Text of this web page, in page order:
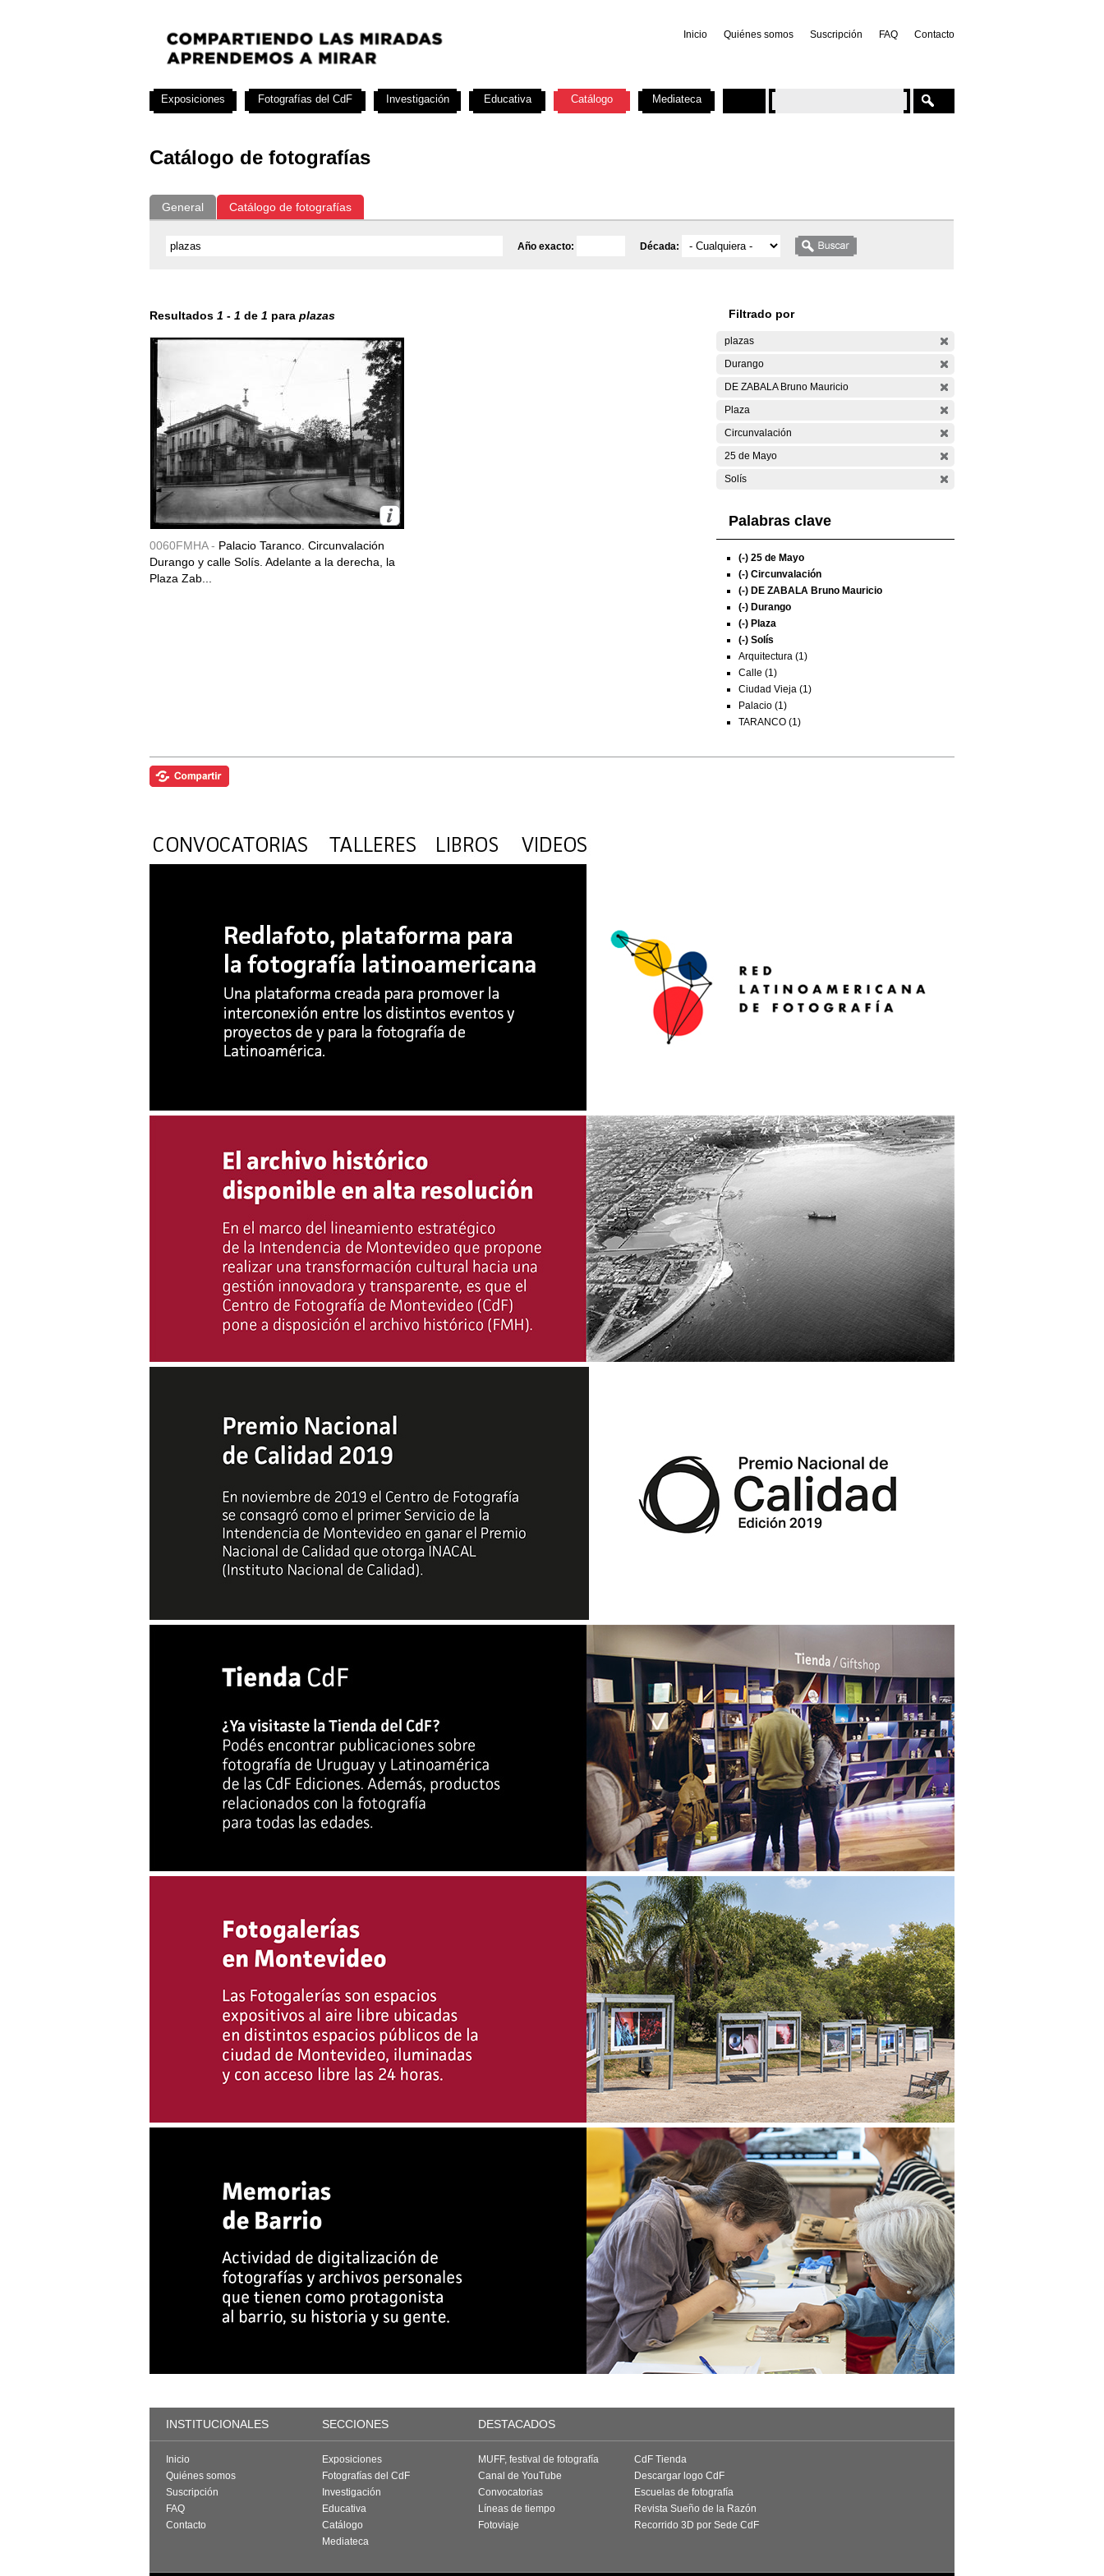
Inicio Quiénes somos Suscripción FAQ Contacto
Catálogo de fotografías
General Catálogo de fotografías
Año exacto: Década:
Resultados 1 - 1 de 1 para plazas
0060FMHA - Palacio Taranco. Circunvalación
Durango y calle Solís. Adelante a la derecha, la
Plaza Zab...
Filtrado por
plazas
Durango
DE ZABALA Bruno Mauricio
Plaza
Circunvalación
25 de Mayo
Solís
Palabras clave
(-) 25 de Mayo
(-) Circunvalación
(-) DE ZABALA Bruno Mauricio
(-) Durango
(-) Plaza
(-) Solís
Arquitectura (1)
Calle (1)
Ciudad Vieja (1)
Palacio (1)
TARANCO (1)
Exposiciones Fotografías del CdF Investigación Educativa Catálogo Mediateca
INSTITUCIONALES SECCIONES DESTACADOS
Inicio
Quiénes somos
Suscripción
FAQ
Contacto
Exposiciones
Fotografías del CdF
Investigación
Educativa
Catálogo
Mediateca
MUFF, festival de fotografía
Canal de YouTube
Convocatorias
Líneas de tiempo
Fotoviaje
CdF Tienda
Descargar logo CdF
Escuelas de fotografía
Revista Sueño de la Razón
Recorrido 3D por Sede CdF